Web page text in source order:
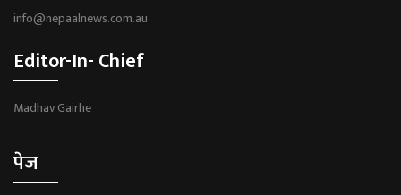
info@nepaalnews.com.au
Editor-In- Chief
Madhav Gairhe
पेज